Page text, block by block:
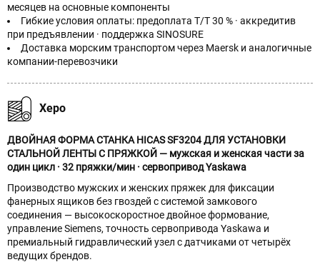
месяцев на основные компоненты
Гибкие условия оплаты: предоплата Т/Т 30 % · аккредитив
при предъявлении · поддержка SINOSURE
Доставка морским транспортом через Maersk и аналогичные
компании-перевозчики
Херо
ДВОЙНАЯ ФОРМА СТАНКА HICAS SF3204 ДЛЯ УСТАНОВКИ
СТАЛЬНОЙ ЛЕНТЫ С ПРЯЖКОЙ — мужская и женская части за
один цикл · 32 пряжки/мин · сервопривод Yaskawa
Производство мужских и женских пряжек для фиксации
фанерных ящиков без гвоздей с системой замкового
соединения — высокоскоростное двойное формование,
управление Siemens, точность сервопривода Yaskawa и
премиальный гидравлический узел с датчиками от четырёх
ведущих брендов.